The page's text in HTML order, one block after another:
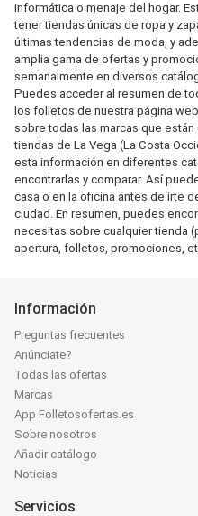
informática o menaje del hogar.
tener tiendas únicas de ropa y
últimas tendencias de moda, y
amplia gama de ofertas y
semanalmente en diversos
Puedes acceder al resumen de
los folletos de nuestra página
sobre todas las marcas que
tiendas de La Vega (La Costa
esta información en diferentes
encontrarlas y comparar. Así
casa o en la oficina antes de irte
ciudad. En resumen, puedes
necesitas sobre cualquier tienda
apertura, folletos, promociones,
Información
Preguntas frecuentes
Anúnciate?
Todas las ofertas
Marcas
App Folletosofertas.es
Sobre nosotros
Añadir catálogo
Noticias
Servicios